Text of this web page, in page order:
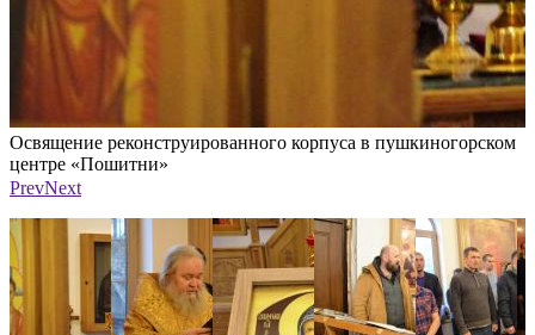
Освящение реконструированного корпуса в пушкиногорском
центре «Пошитни»
Фото: Великолукская епархия
PrevNext